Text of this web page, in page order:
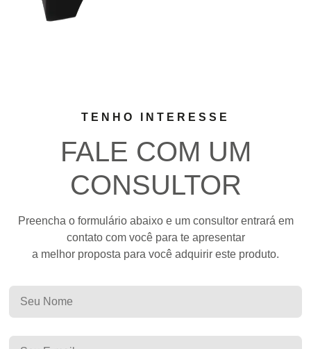
TENHO INTERESSE
FALE COM UM
CONSULTOR
Preencha o formulário abaixo e um consultor entrará em
contato com você para te apresentar
a melhor proposta para você adquirir este produto.